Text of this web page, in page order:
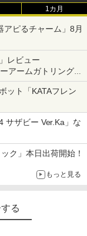
1カ月
ピるチャーム」8月
レビュー
アームガトリングの
ト化！
ット「KATAフレン
サザビー Ver.Ka」な
ク」本日出荷開始！
もっと見る
る